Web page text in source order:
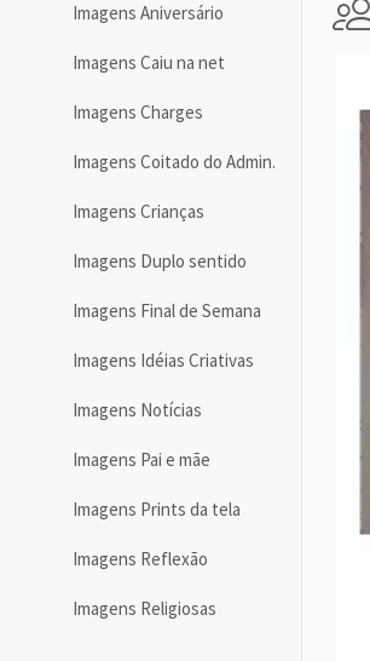
Imagens Aniversário
Imagens Caiu na net
Imagens Charges
Imagens Coitado do Admin.
Imagens Crianças
Imagens Duplo sentido
Imagens Final de Semana
Imagens Idéias Criativas
Imagens Notícias
Imagens Pai e mãe
Imagens Prints da tela
Imagens Reflexão
Imagens Religiosas